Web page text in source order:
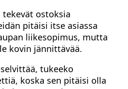
ostoksia
pitäisi itse asiassa
liikesopimus, mutta
kovin jännittävää.
tukeeko
koska sen pitäisi olla